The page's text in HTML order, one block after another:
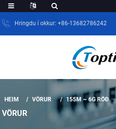
Hringdu í okkur: +86-13682786242
HEIM VÖRUR 155M ~ 6G RÖÐ
VÖRUR